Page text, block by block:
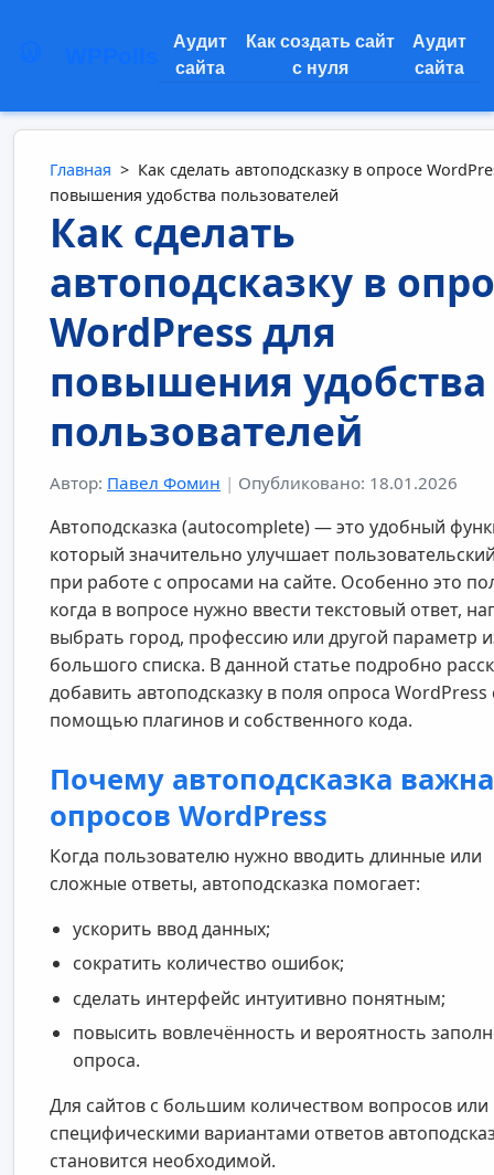
Аудит
сайта
Как создать сайт
с нуля
Аудит
сайта
Главная > Как сделать автоподсказку в опросе
повышения удобства пользователей
Как сделать
автоподсказку в
WordPress для
повышения удобства
пользователей
Автор: Павел Фомин | Опубликовано: 18.01.2026
Автоподсказка (autocomplete) — это удобный
который значительно улучшает
при работе с опросами на сайте. Особенно это
когда в вопросе нужно ввести текстовый ответ,
выбрать город, профессию или другой параметр
большого списка. В данной статье подробно
добавить автоподсказку в поля опроса WordPress
помощью плагинов и собственного кода.
Почему автоподсказка
опросов WordPress
Когда пользователю нужно вводить длинные или
сложные ответы, автоподсказка помогает:
ускорить ввод данных;
сократить количество ошибок;
сделать интерфейс интуитивно понятным;
повысить вовлечённость и вероятность
опроса.
Для сайтов с большим количеством вопросов или
специфическими вариантами ответов
становится необходимой.